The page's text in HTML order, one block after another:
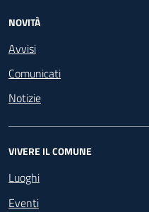
NOVITÀ
Avvisi
Comunicati
Notizie
VIVERE IL COMUNE
Luoghi
Eventi